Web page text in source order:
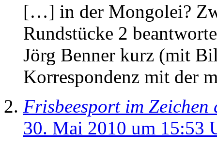
[…] in der Mongolei?
Rundstücke 2
Jörg Benner kurz (mit
Korrespondenz mit der
Frisbeesport im
30. Mai 2010 um 15:53